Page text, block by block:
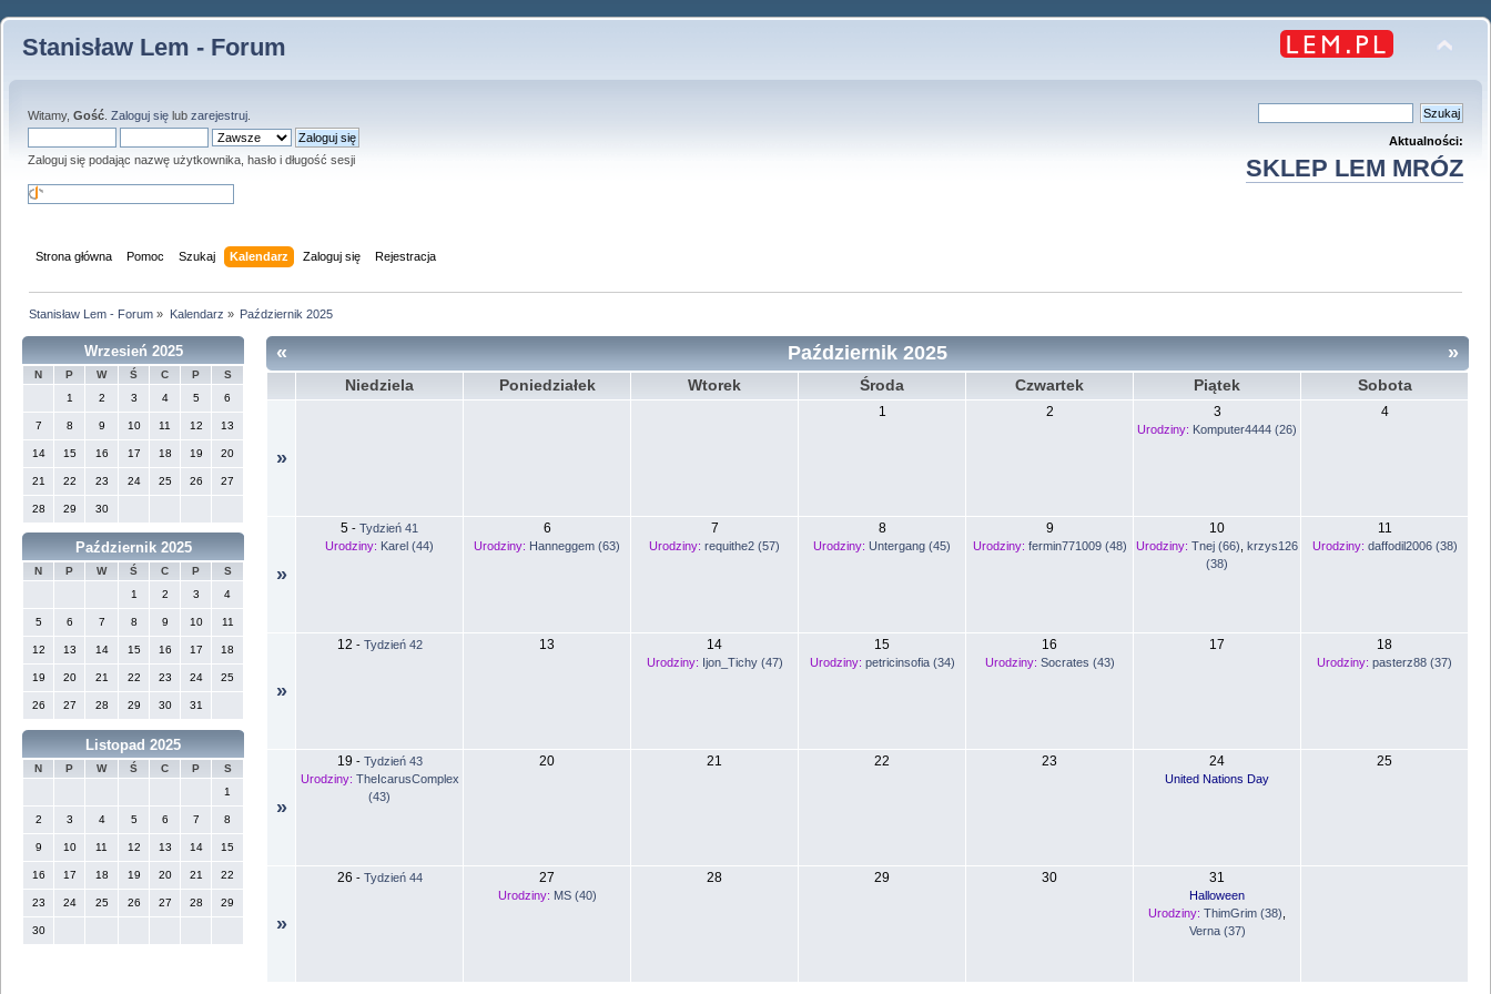
Stanisław Lem - Forum
Witamy, Gość Zaloguj się lub zarejestruj
Zaloguj się podając nazwę użytkownika, hasło i długość sesji
Aktualności:
SKLEP LEM MRÓZ
Strona główna Pomoc Szukaj Kalendarz Zaloguj się Rejestracja
Stanisław Lem - Forum » Kalendarz » Październik 2025
Wrzesień 2025
N P W Ś C P
S
1
2 3 4 5 6
7 8 9 10 11 12 13
14 15 16 17 18 19 20
21 22 23 24 25 26 27
28 29 30
Październik 2025
N P W Ś C P
S
1
2 3 4
5 6 7 8 9 10 11
12 13 14 15 16 17 18
19 20 21 22 23 24 25
26 27 28 29 30 31
Listopad 2025
N P W Ś C P
S
1
2 3 4 5 6 7 8
9 10 11 12 13 14 15
16 17 18 19 20 21 22
23 24 25 26 27 28 29
30
« »
Październik 2025
Niedziela Poniedziałek Wtorek Środa Czwartek Piątek Sobota
»
1 2 3
Urodziny: Komputer4444 (26)
4
»
5 - Tydzień 41
Urodziny: Karel (44)
6
Urodziny: Hanneggem (63)
7
Urodziny: requithe2 (57)
8
Urodziny: Untergang (45)
9
Urodziny: fermin771009 (48)
10
Urodziny: Tnej (66) krzys126
(38)
11
Urodziny: daffodil2006 (38)
»
12 - Tydzień 42 13 14
Urodziny: Ijon_Tichy (47)
15
Urodziny: petricinsofia (34)
16
Urodziny: Socrates (43)
17 18
Urodziny: pasterz88 (37)
»
19 - Tydzień 43
Urodziny: TheIcarusComplex
(43)
20 21 22 23 24
United Nations Day
25
»
26 - Tydzień 44 27
Urodziny: MS (40)
28 29 30 31
Halloween
Urodziny: ThimGrim (38)
Verna (37)